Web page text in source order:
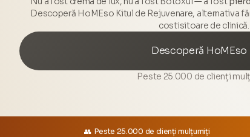
Descoperă HoMEso Kitul de Rejuvenare, alternativa
costisitoare de clinică.
Descoperă HoMEso
Peste 25.000 de clienți
👥 Peste 25.000 de clienți mulțumiți